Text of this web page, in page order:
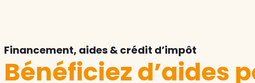
Financement, aides & crédit d’impôt
Bénéficiez d’aides